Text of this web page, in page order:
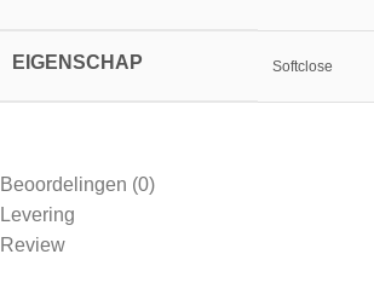
EIGENSCHAP Softclose
Beoordelingen (0)
Levering
Review